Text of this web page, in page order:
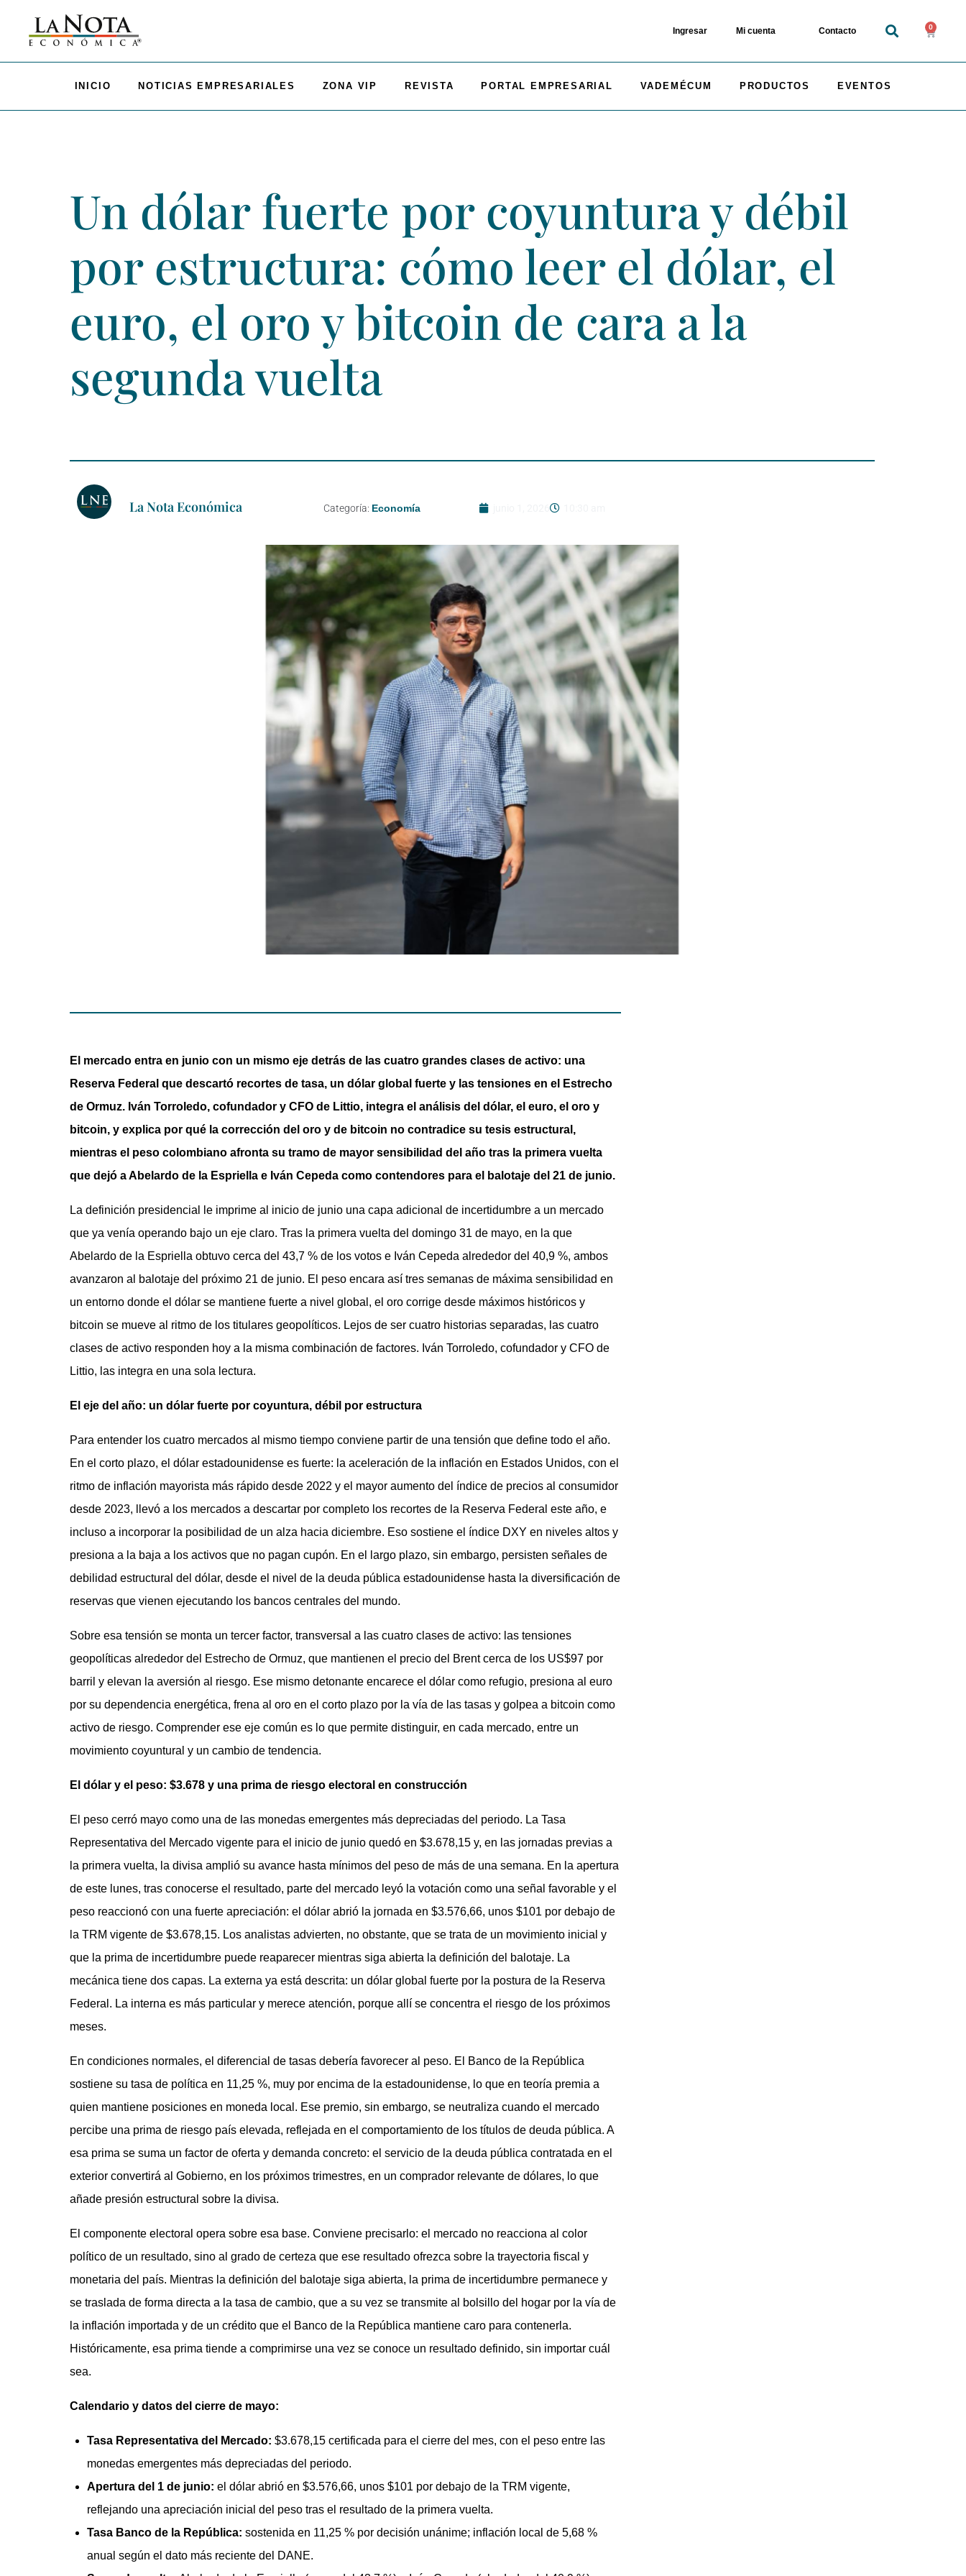
Ingresar Mi cuenta Contacto 0
INICIO NOTICIAS EMPRESARIALES ZONA VIP REVISTA PORTAL EMPRESARIAL VADEMÉCUM PRODUCTOS EVENTOS
Un dólar fuerte por coyuntura y débil
por estructura: cómo leer el dólar, el
euro, el oro y bitcoin de cara a la
segunda vuelta
La Nota Económica Categoría: Economía
El mercado entra en junio con un mismo eje detrás de las cuatro grandes clases de activo: una
Reserva Federal que descartó recortes de tasa, un dólar global fuerte y las tensiones en el Estrecho
de Ormuz. Iván Torroledo, cofundador y CFO de Littio, integra el análisis del dólar, el euro, el oro y
bitcoin, y explica por qué la corrección del oro y de bitcoin no contradice su tesis estructural,
mientras el peso colombiano afronta su tramo de mayor sensibilidad del año tras la primera vuelta
que dejó a Abelardo de la Espriella e Iván Cepeda como contendores para el balotaje del 21 de junio.
La definición presidencial le imprime al inicio de junio una capa adicional de incertidumbre a un mercado
que ya venía operando bajo un eje claro. Tras la primera vuelta del domingo 31 de mayo, en la que
Abelardo de la Espriella obtuvo cerca del 43,7 % de los votos e Iván Cepeda alrededor del 40,9 %, ambos
avanzaron al balotaje del próximo 21 de junio. El peso encara así tres semanas de máxima sensibilidad en
un entorno donde el dólar se mantiene fuerte a nivel global, el oro corrige desde máximos históricos y
bitcoin se mueve al ritmo de los titulares geopolíticos. Lejos de ser cuatro historias separadas, las cuatro
clases de activo responden hoy a la misma combinación de factores. Iván Torroledo, cofundador y CFO de
Littio, las integra en una sola lectura.
El eje del año: un dólar fuerte por coyuntura, débil por estructura
Para entender los cuatro mercados al mismo tiempo conviene partir de una tensión que define todo el año.
En el corto plazo, el dólar estadounidense es fuerte: la aceleración de la inflación en Estados Unidos, con el
ritmo de inflación mayorista más rápido desde 2022 y el mayor aumento del índice de precios al consumidor
desde 2023, llevó a los mercados a descartar por completo los recortes de la Reserva Federal este año, e
incluso a incorporar la posibilidad de un alza hacia diciembre. Eso sostiene el índice DXY en niveles altos y
presiona a la baja a los activos que no pagan cupón. En el largo plazo, sin embargo, persisten señales de
debilidad estructural del dólar, desde el nivel de la deuda pública estadounidense hasta la diversificación de
reservas que vienen ejecutando los bancos centrales del mundo.
Sobre esa tensión se monta un tercer factor, transversal a las cuatro clases de activo: las tensiones
geopolíticas alrededor del Estrecho de Ormuz, que mantienen el precio del Brent cerca de los US$97 por
barril y elevan la aversión al riesgo. Ese mismo detonante encarece el dólar como refugio, presiona al euro
por su dependencia energética, frena al oro en el corto plazo por la vía de las tasas y golpea a bitcoin como
activo de riesgo. Comprender ese eje común es lo que permite distinguir, en cada mercado, entre un
movimiento coyuntural y un cambio de tendencia.
El dólar y el peso: $3.678 y una prima de riesgo electoral en construcción
El peso cerró mayo como una de las monedas emergentes más depreciadas del periodo. La Tasa
Representativa del Mercado vigente para el inicio de junio quedó en $3.678,15 y, en las jornadas previas a
la primera vuelta, la divisa amplió su avance hasta mínimos del peso de más de una semana. En la apertura
de este lunes, tras conocerse el resultado, parte del mercado leyó la votación como una señal favorable y el
peso reaccionó con una fuerte apreciación: el dólar abrió la jornada en $3.576,66, unos $101 por debajo de
la TRM vigente de $3.678,15. Los analistas advierten, no obstante, que se trata de un movimiento inicial y
que la prima de incertidumbre puede reaparecer mientras siga abierta la definición del balotaje. La
mecánica tiene dos capas. La externa ya está descrita: un dólar global fuerte por la postura de la Reserva
Federal. La interna es más particular y merece atención, porque allí se concentra el riesgo de los próximos
meses.
En condiciones normales, el diferencial de tasas debería favorecer al peso. El Banco de la República
sostiene su tasa de política en 11,25 %, muy por encima de la estadounidense, lo que en teoría premia a
quien mantiene posiciones en moneda local. Ese premio, sin embargo, se neutraliza cuando el mercado
percibe una prima de riesgo país elevada, reflejada en el comportamiento de los títulos de deuda pública. A
esa prima se suma un factor de oferta y demanda concreto: el servicio de la deuda pública contratada en el
exterior convertirá al Gobierno, en los próximos trimestres, en un comprador relevante de dólares, lo que
añade presión estructural sobre la divisa.
El componente electoral opera sobre esa base. Conviene precisarlo: el mercado no reacciona al color
político de un resultado, sino al grado de certeza que ese resultado ofrezca sobre la trayectoria fiscal y
monetaria del país. Mientras la definición del balotaje siga abierta, la prima de incertidumbre permanece y
se traslada de forma directa a la tasa de cambio, que a su vez se transmite al bolsillo del hogar por la vía de
la inflación importada y de un crédito que el Banco de la República mantiene caro para contenerla.
Históricamente, esa prima tiende a comprimirse una vez se conoce un resultado definido, sin importar cuál
sea.
Calendario y datos del cierre de mayo:
Tasa Representativa del Mercado: $3.678,15 certificada para el cierre del mes, con el peso entre las
monedas emergentes más depreciadas del periodo.
Apertura del 1 de junio: el dólar abrió en $3.576,66, unos $101 por debajo de la TRM vigente,
reflejando una apreciación inicial del peso tras el resultado de la primera vuelta.
Tasa Banco de la República: sostenida en 11,25 % por decisión unánime; inflación local de 5,68 %
anual según el dato más reciente del DANE.